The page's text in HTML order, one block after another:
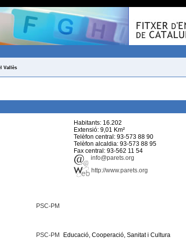
Vallès
Habitants: 16.202
Extensió: 9,01 Km²
Telèfon central: 93-573 88 90
Telèfon alcaldia: 93-573 88 95
Fax central: 93-562 11 54
info@parets.org
http://www.parets.org
PSC-PM
PSC-PM Educació, Cooperació, Sanitat i Cultura